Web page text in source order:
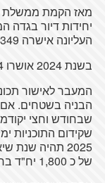
מאז הקמת ממשלת
העליונה אישרה 12,349 יחידות דיור והיה זה שיא כל הזמנים.
בשנת 2024 אושרו 9,884 יחידות דיור.
המעבר לאישור
הבניה בשטחים.
שקידום
2025 תהיה
של כ 1,800 יח"ד בחודש.